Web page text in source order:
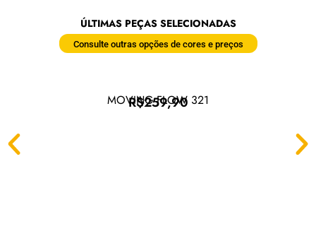
ÚLTIMAS PEÇAS SELECIONADAS
Consulte outras opções de cores e preços
MOVING FLOW 321
R$259,90